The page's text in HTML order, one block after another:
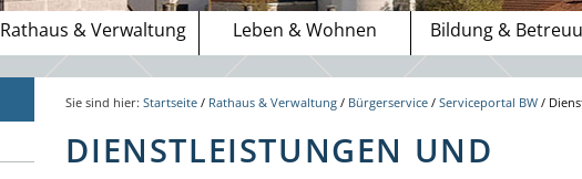
Rathaus & Verwaltung Leben & Wohnen Bildung &
Sie sind hier:Startseite / Rathaus & Verwaltung / Bürgerservice /Serviceportal BW /
DIENSTLEISTUNGEN UND